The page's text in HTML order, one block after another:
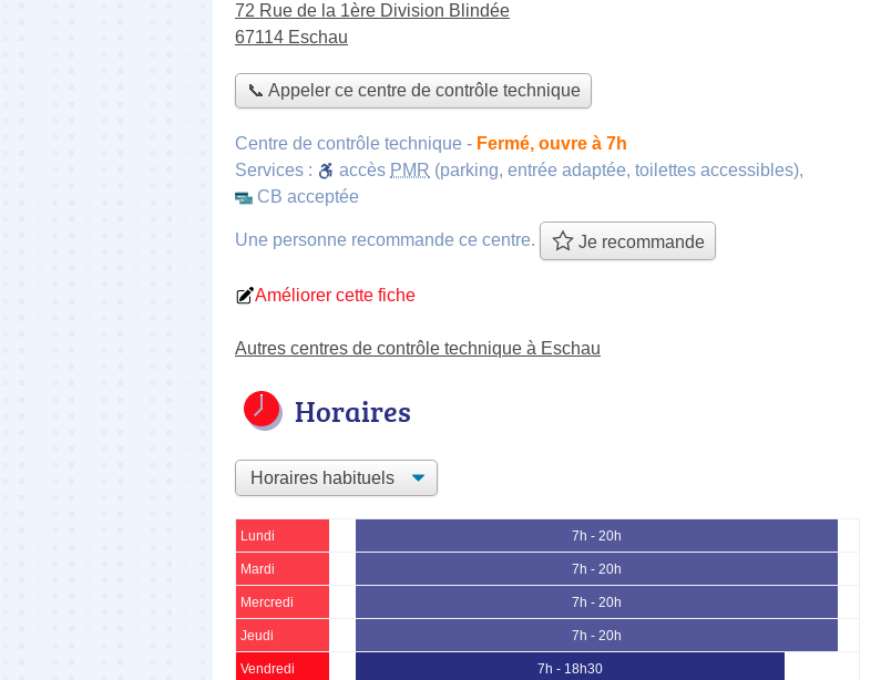
72 Rue de la 1ère Division Blindée
67114 Eschau
📞 Appeler ce centre de contrôle technique
Centre de contrôle technique - Fermé, ouvre à 7h
Services :
accès PMR (parking, entrée adaptée, toilettes accessibles),
CB acceptée
Une personne recommande ce centre. Je recommande
Améliorer cette fiche
Autres centres de contrôle technique à Eschau
Horaires
Lundi 7h - 20h
Mardi 7h - 20h
Mercredi 7h - 20h
Jeudi 7h - 20h
Vendredi 7h - 18h30